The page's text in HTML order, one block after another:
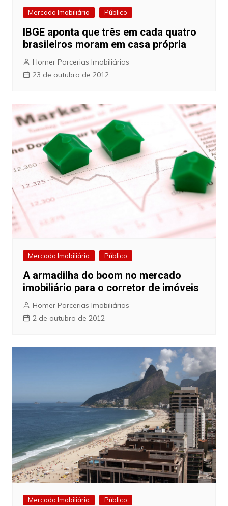
Mercado Imobiliário Público
IBGE aponta que três em cada quatro
brasileiros moram em casa própria
Homer Parcerias Imobiliárias
23 de outubro de 2012
Mercado Imobiliário Público
A armadilha do boom no mercado
imobiliário para o corretor de imóveis
Homer Parcerias Imobiliárias
2 de outubro de 2012
Mercado Imobiliário Público